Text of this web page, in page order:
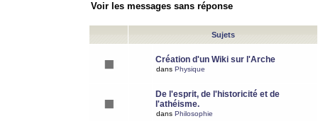
Voir les messages sans réponse
Sujets
Création d'un Wiki sur l'Arche
dans Physique
De l'esprit, de l'historicité et de
l'athéisme.
dans Philosophie